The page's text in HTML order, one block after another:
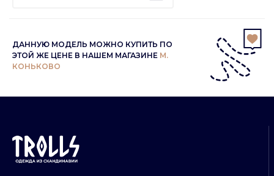
ДАННУЮ МОДЕЛЬ МОЖНО КУПИТЬ ПО
ЭТОЙ ЖЕ ЦЕНЕ В НАШЕМ МАГАЗИНЕ М.
КОНЬКОВО